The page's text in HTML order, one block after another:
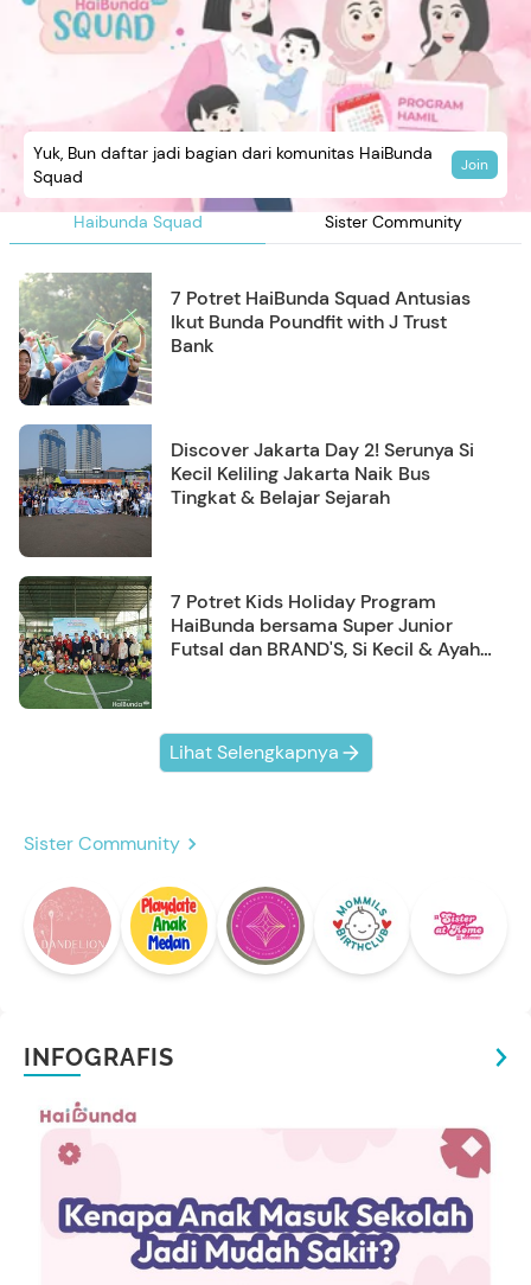
Haibunda Squad Sister Community
Yuk, Bun daftar jadi bagian dari komunitas HaiBunda
Squad
Join
7 Potret HaiBunda Squad Antusias
Ikut Bunda Poundfit with J Trust
Bank
Discover Jakarta Day 2! Serunya Si
Kecil Keliling Jakarta Naik Bus
Tingkat & Belajar Sejarah
7 Potret Kids Holiday Program
HaiBunda bersama Super Junior
Futsal dan BRAND'S, Si Kecil & Ayah
Lihat Selengkapnya
Sister Community
INFOGRAFIS